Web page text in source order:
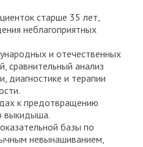
старше 35 лет,
неблагоприятных
и отечественных
сравнительный анализ
диагностике и терапии
к предотвращению
выкидыша.
базы по
невынашиванием,